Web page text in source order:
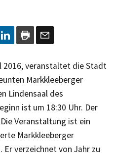
2016, veranstaltet die Stadt
Markkleeberger
Lindensaal des
ist um 18:30 Uhr. Der
Veranstaltung ist ein
Markkleeberger
verzeichnet von Jahr zu